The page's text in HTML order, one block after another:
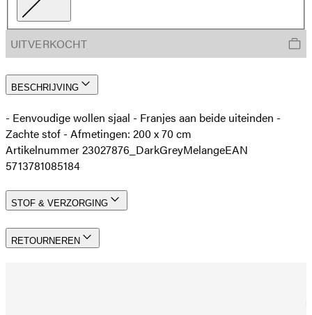
UITVERKOCHT
BESCHRIJVING
- Eenvoudige wollen sjaal - Franjes aan beide uiteinden -
Zachte stof - Afmetingen: 200 x 70 cm
Artikelnummer 23027876_DarkGreyMelangeEAN
5713781085184
STOF & VERZORGING
RETOURNEREN